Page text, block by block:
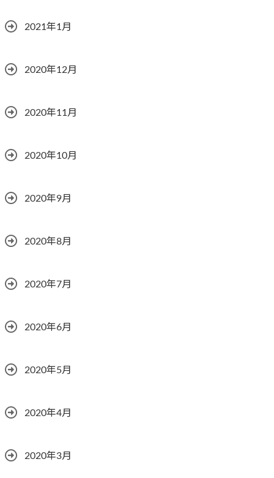
2021年1月
2020年12月
2020年11月
2020年10月
2020年9月
2020年8月
2020年7月
2020年6月
2020年5月
2020年4月
2020年3月